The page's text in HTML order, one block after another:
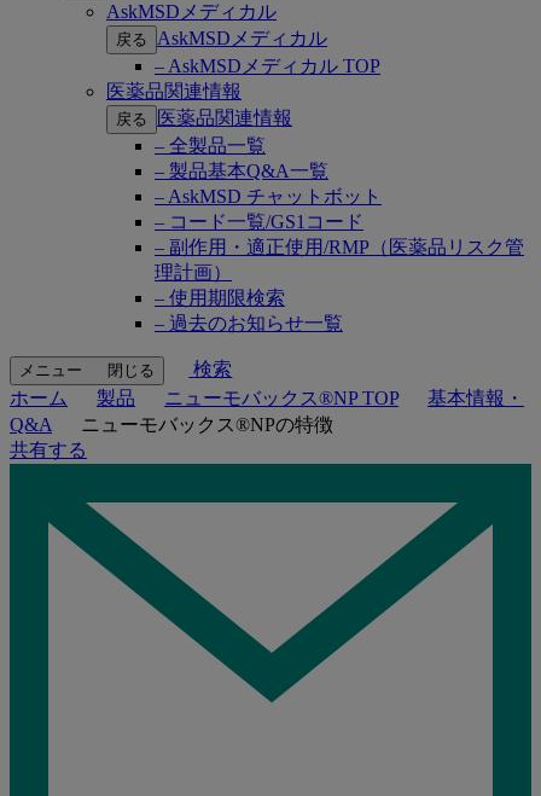
AskMSDメディカル
戻る
AskMSDメディカル
– AskMSDメディカル TOP
医薬品関連情報
戻る
医薬品関連情報
– 全製品一覧
– 製品基本Q&A一覧
– AskMSD チャットボット
– コード一覧/GS1コード
– 副作用・適正使用/RMP（医薬品リスク管
理計画）
– 使用期限検索
– 過去のお知らせ一覧
メニュー 閉じる
検索
ホーム
製品 ニューモバックス®NP TOP
基本情報・
Q&A
ニューモバックス®NPの特徴
共有する